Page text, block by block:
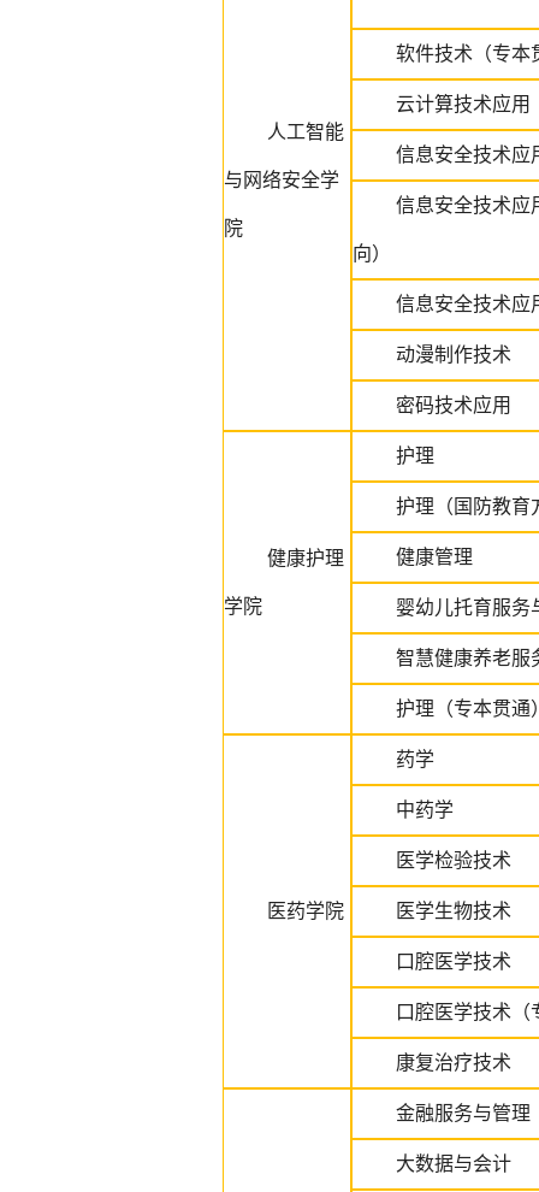
人工智能
与网络安全学
院
软件技术（专本
云计算技术应用
信息安全技术应
信息安全技术应
向）
信息安全技术应
动漫制作技术
密码技术应用
健康护理
学院
护理
护理（国防教育
健康管理
婴幼儿托育服务
智慧健康养老服
护理（专本贯通
医药学院
药学
中药学
医学检验技术
医学生物技术
口腔医学技术
口腔医学技术（
康复治疗技术
金融服务与管理
大数据与会计